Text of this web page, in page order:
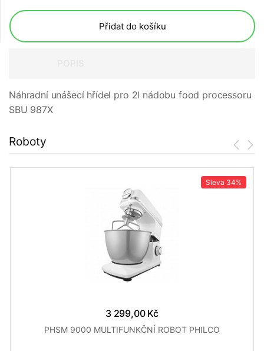
Přidat do košíku
Náhradní unášecí hřídel pro 2l nádobu food processoru
SBU 987X
Roboty
Sleva 34%
3 299,00 Kč
PHSM 9000 MULTIFUNKČNÍ ROBOT PHILCO